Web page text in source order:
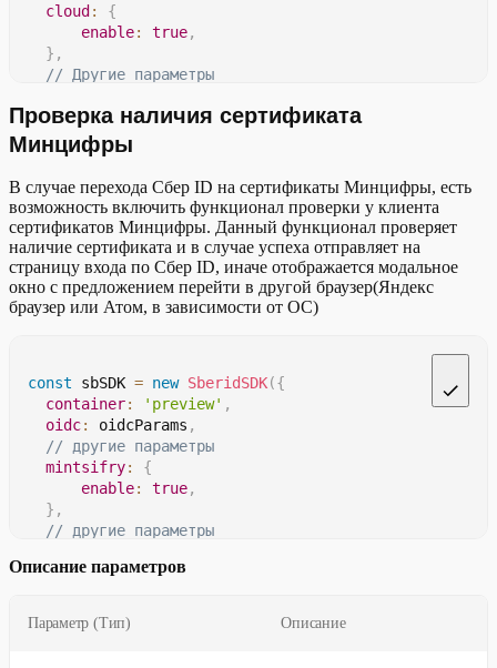
cloud :
{
enable: true,
} ,
// Другие параметры
new SberidSDK (
Проверка наличия сертификата
Минцифры
В случае перехода Сбер ID на сертификаты Минцифры, есть
возможность включить функционал проверки у клиента
сертификатов Минцифры. Данный функционал проверяет
наличие сертификата и в случае успеха отправляет на
страницу входа по Сбер ID, иначе отображается модальное
окно с предложением перейти в другой браузер(Яндекс
браузер или Атом, в зависимости от ОС)
const sbSDK = new SberidSDK({
container: 'preview' ,
oidc: oidcParams ,
// другие параметры
mintsifry:
{
enable: true,
} ,
// другие параметры
Описание параметров
Параметр (Тип) Описание